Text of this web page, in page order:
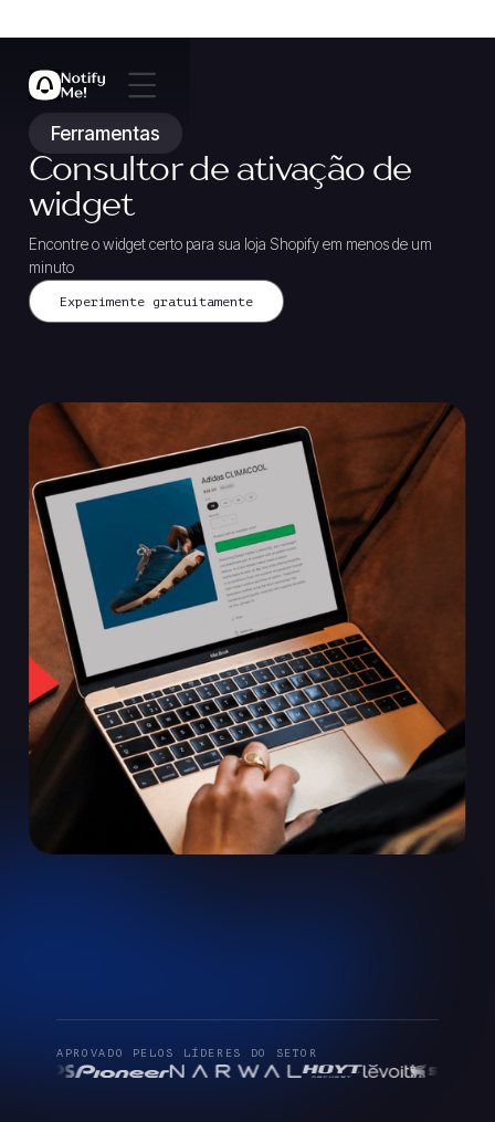
Ferramentas
Consultor de ativação de
widget
Encontre o widget certo para sua loja Shopify em menos de um
minuto
Experimente gratuitamente
APROVADO PELOS LÍDERES DO SETOR